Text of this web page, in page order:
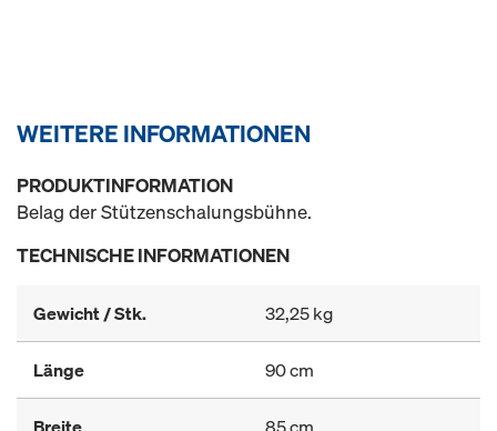
WEITERE INFORMATIONEN
PRODUKTINFORMATION
Belag der Stützenschalungsbühne.
TECHNISCHE INFORMATIONEN
Gewicht / Stk. 32,25 kg
Länge 90 cm